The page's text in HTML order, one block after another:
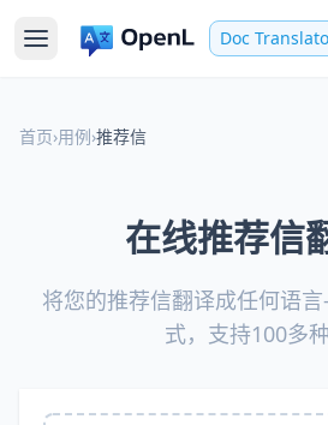
Doc
首页›用例›推荐信
在线推荐信
将您的推荐信翻译成任何语
式，支持100多